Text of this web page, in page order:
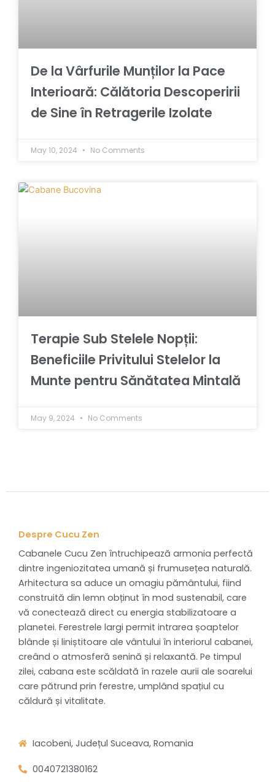
De la Vârfurile Munților la Pace
Interioară: Călătoria Descoperirii
de Sine în Retragerile Izolate
May 10, 2024 No Comments
Terapie Sub Stelele Nopții:
Beneficiile Privitului Stelelor la
Munte pentru Sănătatea Mintală
May 9, 2024 No Comments
Despre Cucu Zen
Cabanele Cucu Zen întruchipează armonia perfectă
dintre ingeniozitatea umană și frumusețea naturală.
Arhitectura sa aduce un omagiu pământului, fiind
construită din lemn obținut în mod sustenabil, care
vă conectează direct cu energia stabilizatoare a
planetei. Ferestrele largi permit intrarea șoaptelor
blânde și liniștitoare ale vântului în interiorul cabanei,
creând o atmosferă senină și relaxantă. Pe timpul
zilei, cabana este scăldată în razele aurii ale soarelui
care pătrund prin ferestre, umplând spațiul cu
căldură și vitalitate.
Iacobeni, Județul Suceava, Romania
0040721380162